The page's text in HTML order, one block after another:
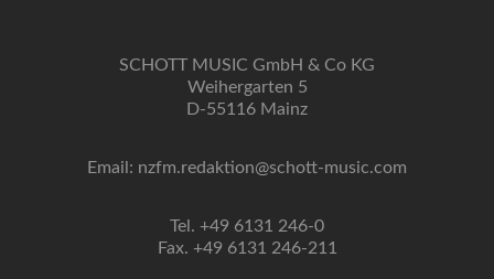
SCHOTT MUSIC GmbH & Co KG
Weihergarten 5
D-55116 Mainz
Email: nzfm.redaktion@schott-music.com
Tel. +49 6131 246-0
Fax. +49 6131 246-211